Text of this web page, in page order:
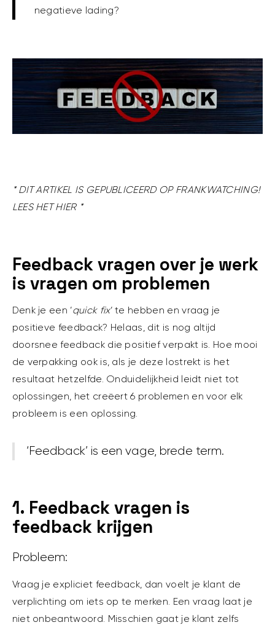
negatieve lading?
* DIT ARTIKEL IS GEPUBLICEERD OP FRANKWATCHING!
LEES HET HIER*
Feedback vragen over je werk
is vragen om problemen
Denk je een ‘quick fix‘ te hebben en vraag je
positieve feedback? Helaas, dit is nog altijd
doorsnee feedback die positief verpakt is. Hoe mooi
de verpakking ook is, als je deze lostrekt is het
resultaat hetzelfde. Onduidelijkheid leidt niet tot
oplossingen, het creëert 6 problemen en voor elk
probleem is een oplossing.
‘Feedback’ is een vage, brede term.
1. Feedback vragen is
feedback krijgen
Probleem:
Vraag je expliciet feedback, dan voelt je klant de
verplichting om iets op te merken. Een vraag laat je
niet onbeantwoord. Misschien gaat je klant zelfs